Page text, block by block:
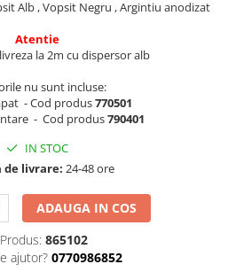
LED
LED
Alb , Vopsit Negru , Argintiu anodizat
Atentie
la 2m cu dispersor alb
nu sunt incluse:
- Cod produs770501
- Cod produs790401
IN STOC
de livrare: 24-48 ore
ADAUGA IN COS
865102
ajutor? 0770986852